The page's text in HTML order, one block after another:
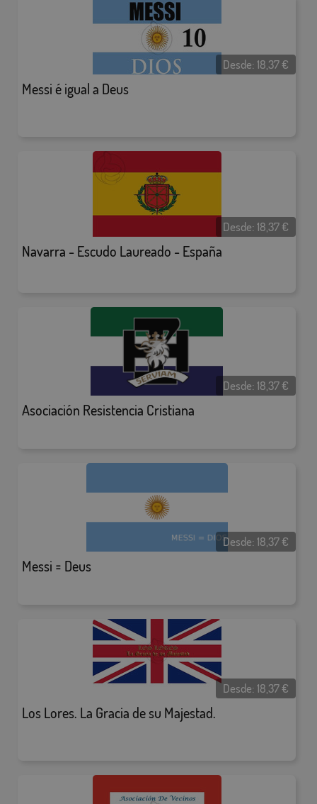
Messi é igual a Deus
Desde:18,37€
Navarra - Escudo Laureado - España
Desde:18,37€
Asociación Resistencia Cristiana
Desde:18,37€
Messi = Deus
Desde:18,37€
Los Lores. La Gracia de su Majestad.
Desde:18,37€